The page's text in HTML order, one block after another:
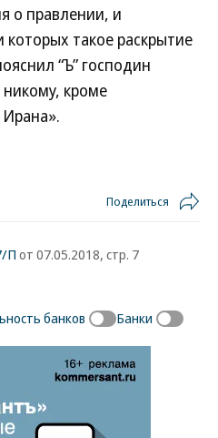
о правлении, и
такое раскрытие
“Ъ” господин
кроме
Поделиться
П от 07.05.2018, стр. 7
банков Банки